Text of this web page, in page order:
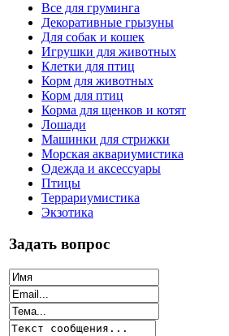
Все для груминга
Декоративные грызуны
Для собак и кошек
Игрушки для животных
Клетки для птиц
Корм для животных
Корм для птиц
Корма для щенков и котят
Лошади
Машинки для стрижки
Морская аквариумистика
Одежда и аксессуары
Птицы
Террариумистика
Экзотика
Задать вопрос